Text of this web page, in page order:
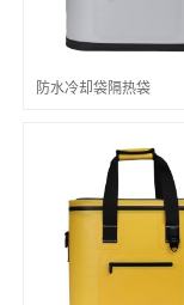
防水冷却袋隔热袋